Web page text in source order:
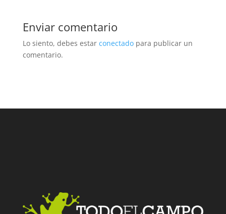
Enviar comentario
Lo siento, debes estar conectadopara publicar un
comentario.